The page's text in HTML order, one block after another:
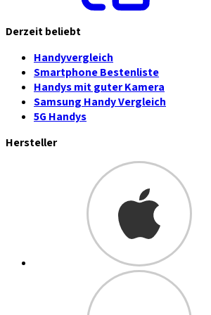
Derzeit beliebt
Handyvergleich
Smartphone Bestenliste
Handys mit guter Kamera
Samsung Handy Vergleich
5G Handys
Hersteller